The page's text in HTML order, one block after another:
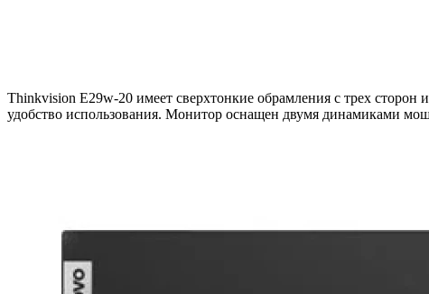
Thinkvision E29w-20 имеет сверхтонкие обрамления с трех
удобство использования. Монитор оснащен двумя динамиками